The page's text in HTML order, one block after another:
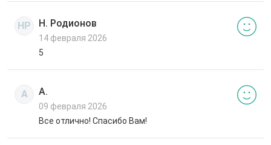
НР Н. Родионов
14 февраля 2026
5
А А.
09 февраля 2026
Все отлично! Спасибо Вам!